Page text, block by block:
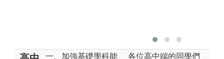
一、加強基礎學科能
各位高中端的同學們